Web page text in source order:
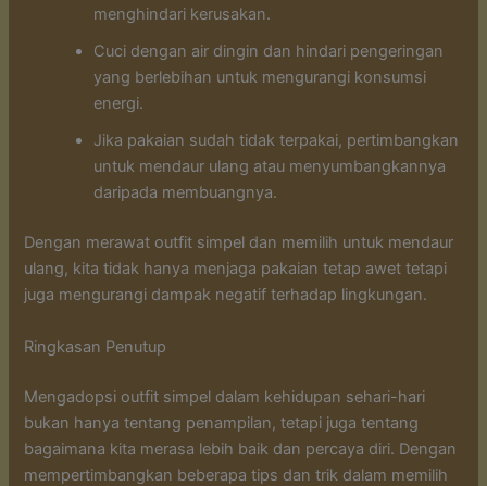
menghindari kerusakan.
Cuci dengan air dingin dan hindari pengeringan
yang berlebihan untuk mengurangi konsumsi
energi.
Jika pakaian sudah tidak terpakai, pertimbangkan
untuk mendaur ulang atau menyumbangkannya
daripada membuangnya.
Dengan merawat outfit simpel dan memilih untuk mendaur
ulang, kita tidak hanya menjaga pakaian tetap awet tetapi
juga mengurangi dampak negatif terhadap lingkungan.
Ringkasan Penutup
Mengadopsi outfit simpel dalam kehidupan sehari-hari
bukan hanya tentang penampilan, tetapi juga tentang
bagaimana kita merasa lebih baik dan percaya diri. Dengan
mempertimbangkan beberapa tips dan trik dalam memilih